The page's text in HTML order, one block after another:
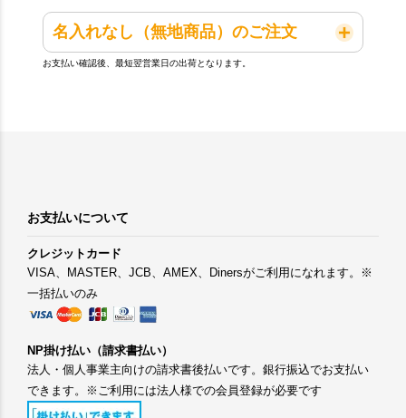
名入れなし（無地商品）のご注文
お支払い確認後、最短翌営業日の出荷となります。
お支払いについて
クレジットカード
VISA、MASTER、JCB、AMEX、Dinersがご利用になれます。※
一括払いのみ
NP掛け払い（請求書払い）
法人・個人事業主向けの請求書後払いです。銀行振込でお支払い
できます。※ご利用には法人様での会員登録が必要です